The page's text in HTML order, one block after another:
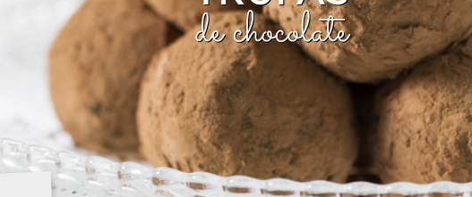
de chocolate